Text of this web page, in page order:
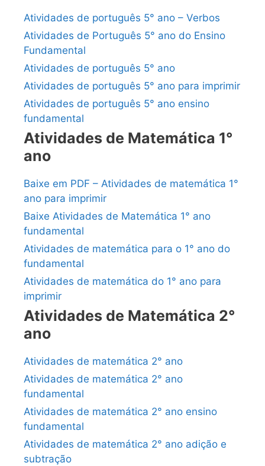
Atividades de português 5° ano – Verbos
Atividades de Português 5° ano do Ensino
Fundamental
Atividades de português 5° ano
Atividades de português 5° ano para imprimir
Atividades de português 5° ano ensino
fundamental
Atividades de Matemática 1°
ano
Baixe em PDF – Atividades de matemática 1°
ano para imprimir
Baixe Atividades de Matemática 1° ano
fundamental
Atividades de matemática para o 1° ano do
fundamental
Atividades de matemática do 1° ano para
imprimir
Atividades de Matemática 2°
ano
Atividades de matemática 2° ano
Atividades de matemática 2° ano
fundamental
Atividades de matemática 2° ano ensino
fundamental
Atividades de matemática 2° ano adição e
subtração